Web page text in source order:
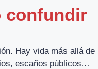
confundir
Hay vida más allá de
escaños públicos…